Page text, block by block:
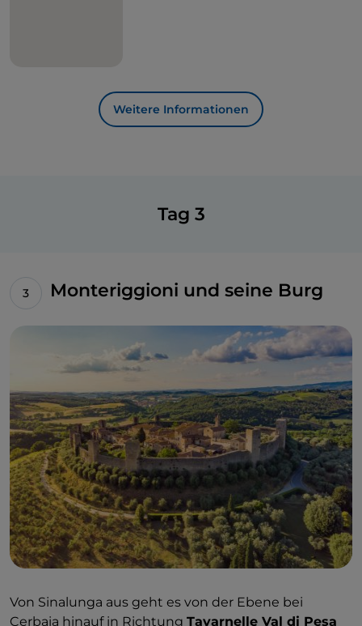
Weitere Informationen
Tag 3
Monteriggioni und seine Burg
Von Sinalunga aus geht es von der Ebene bei
Cerbaia hinauf in Richtung Tavarnelle Val di Pesa